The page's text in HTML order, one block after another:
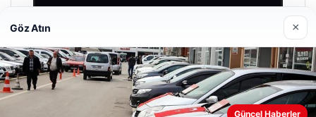
Prenses Night Club
Nisan 29, 2026
Göz Atın ×
Güncel Haberler